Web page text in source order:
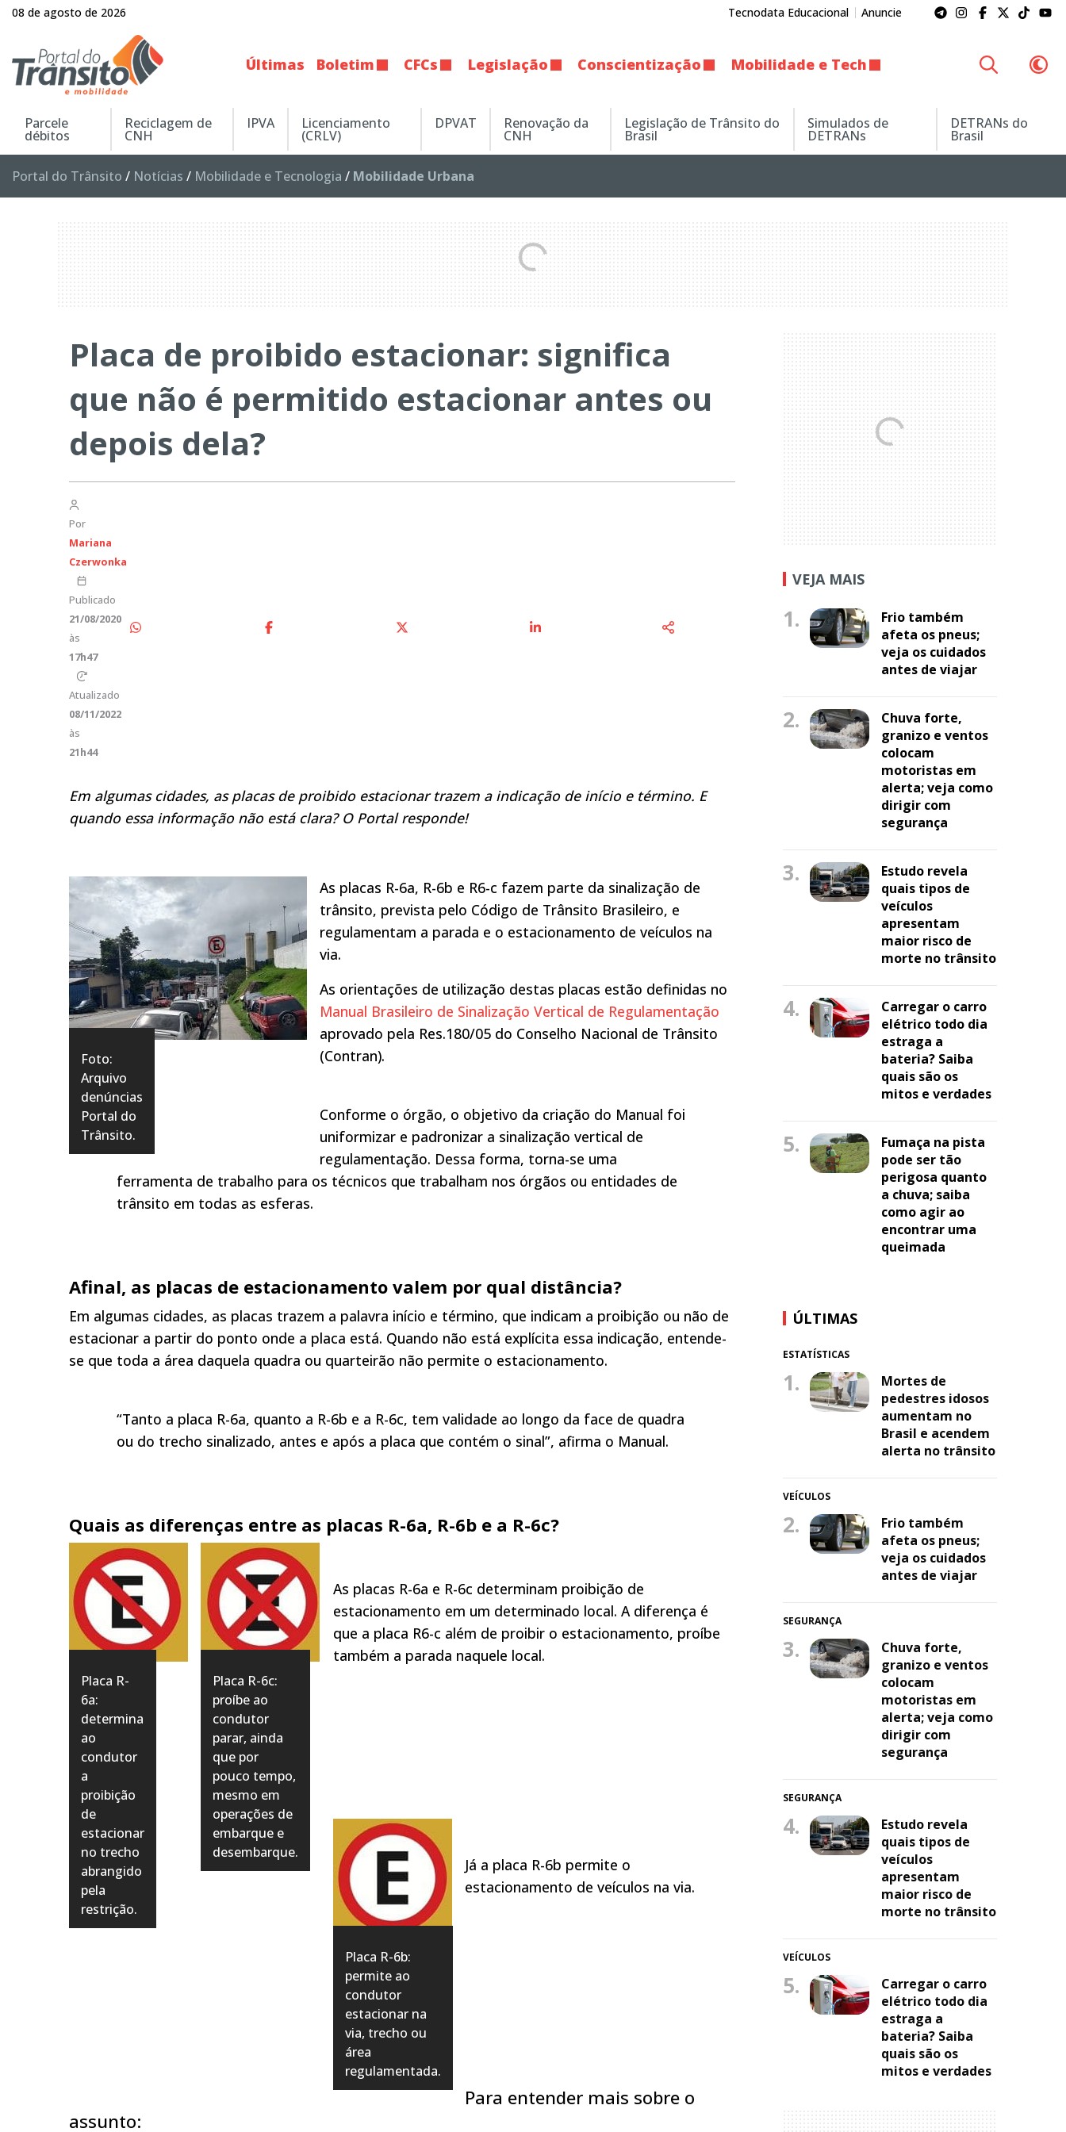
08 de agosto de 2026 Tecnodata Educacional Anuncie
Últimas Boletim CFCs Legislação Conscientização Mobilidade e Tech
Parcele
débitos
Reciclagem de
CNH
IPVA Licenciamento
(CRLV)
DPVAT Renovação da
CNH
Legislação de Trânsito do
Brasil
Simulados de
DETRANs
DETRANs do
Brasil
Portal do Trânsito / Notícias / Mobilidade e Tecnologia / Mobilidade Urbana
Placa de proibido estacionar: significa
que não é permitido estacionar antes ou
depois dela?
Por
Mariana
Czerwonka
Publicado
21/08/2020
às
17h47
Atualizado
08/11/2022
às
21h44
Em algumas cidades, as placas de proibido estacionar trazem a indicação de início e término. E
quando essa informação não está clara? O Portal responde!
Foto:
Arquivo
denúncias
Portal do
Trânsito.
As placas R-6a, R-6b e R6-c fazem parte da sinalização de
trânsito, prevista pelo Código de Trânsito Brasileiro, e
regulamentam a parada e o estacionamento de veículos na
via.
As orientações de utilização destas placas estão definidas no
Manual Brasileiro de Sinalização Vertical de Regulamentação
aprovado pela Res.180/05 do Conselho Nacional de Trânsito
(Contran).
Conforme o órgão, o objetivo da criação do Manual foi
uniformizar e padronizar a sinalização vertical de
regulamentação. Dessa forma, torna-se uma
ferramenta de trabalho para os técnicos que trabalham nos órgãos ou entidades de
trânsito em todas as esferas.
Afinal, as placas de estacionamento valem por qual distância?
Em algumas cidades, as placas trazem a palavra início e término, que indicam a proibição ou não de
estacionar a partir do ponto onde a placa está. Quando não está explícita essa indicação, entende-
se que toda a área daquela quadra ou quarteirão não permite o estacionamento.
“Tanto a placa R-6a, quanto a R-6b e a R-6c, tem validade ao longo da face de quadra
ou do trecho sinalizado, antes e após a placa que contém o sinal”, afirma o Manual.
Quais as diferenças entre as placas R-6a, R-6b e a R-6c?
Placa R-
6a:
determina
ao
condutor
a
proibição
de
estacionar
no trecho
abrangido
pela
restrição.
Placa R-6c:
proíbe ao
condutor
parar, ainda
que por
pouco tempo,
mesmo em
operações de
embarque e
desembarque.
As placas R-6a e R-6c determinam proibição de
estacionamento em um determinado local. A diferença é
que a placa R6-c além de proibir o estacionamento, proíbe
também a parada naquele local.
Placa R-6b:
permite ao
condutor
estacionar na
via, trecho ou
área
regulamentada.
Já a placa R-6b permite o
estacionamento de veículos na via.
Para entender mais sobre o
assunto:
VEJA MAIS
1.
Frio também
afeta os pneus;
veja os cuidados
antes de viajar
2.
Chuva forte,
granizo e ventos
colocam
motoristas em
alerta; veja como
dirigir com
segurança
3.
Estudo revela
quais tipos de
veículos
apresentam
maior risco de
morte no trânsito
4.
Carregar o carro
elétrico todo dia
estraga a
bateria? Saiba
quais são os
mitos e verdades
5.
Fumaça na pista
pode ser tão
perigosa quanto
a chuva; saiba
como agir ao
encontrar uma
queimada
ÚLTIMAS
ESTATÍSTICAS
1.
Mortes de
pedestres idosos
aumentam no
Brasil e acendem
alerta no trânsito
VEÍCULOS
2.
Frio também
afeta os pneus;
veja os cuidados
antes de viajar
SEGURANÇA
3.
Chuva forte,
granizo e ventos
colocam
motoristas em
alerta; veja como
dirigir com
segurança
SEGURANÇA
4.
Estudo revela
quais tipos de
veículos
apresentam
maior risco de
morte no trânsito
VEÍCULOS
5.
Carregar o carro
elétrico todo dia
estraga a
bateria? Saiba
quais são os
mitos e verdades